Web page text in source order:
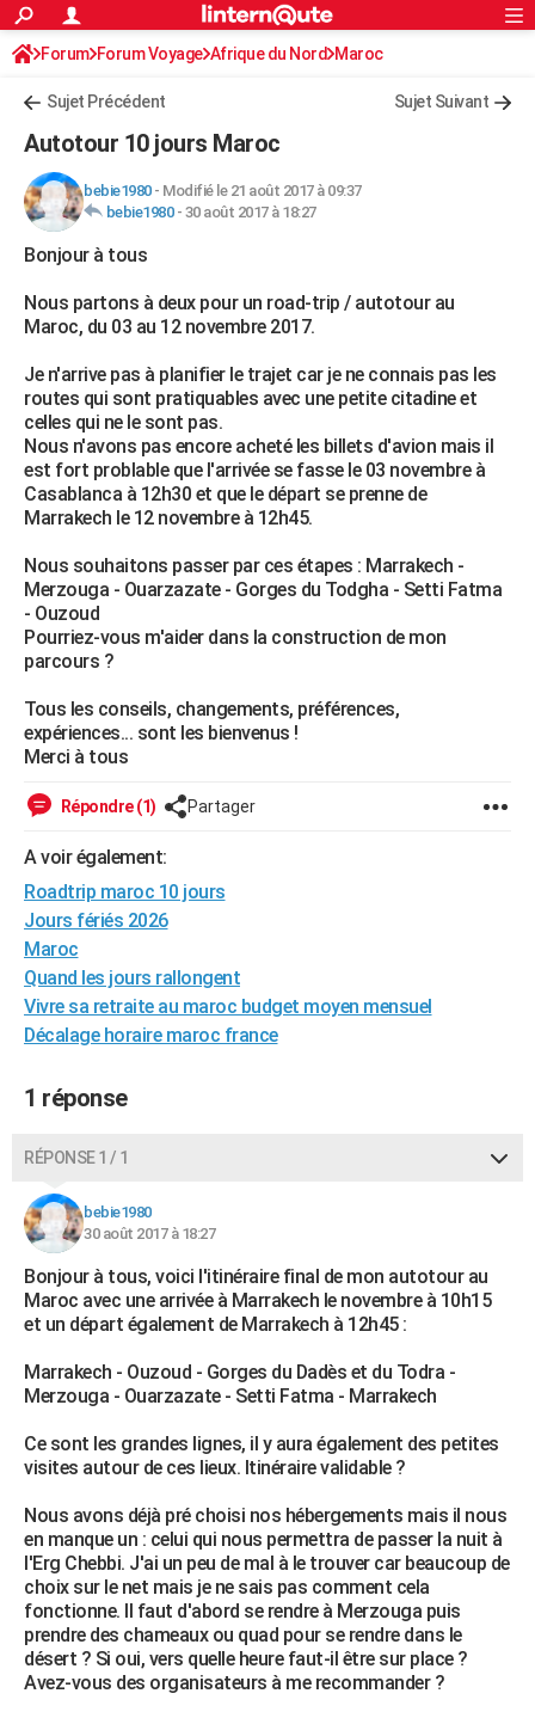
ACTUALITÉS
Politique
Société
Faits Divers
Education
Monde
Villes
+
FINANCE
Retraite
Impôts
Epargne
Immobilier
Risques naturels par ville
Banque
Assurance
Crédit
AUTO
Essais
Réserver un essai
Citadines
Berlines
SUV
Forum auto
+HIGH-TECH
Mobiles
Meilleur smartphone
Internet
Ordinateurs
Jeux vidéo
Guide high-tech
+BRICOLAGE
Forum
Aménagement intérieur
Extérieur
Cuisine
Salle de bains
Jardinage
Rangement
WEEK-END
Guides de France
Escapades
Patrimoine
Expositions
Musées
Week-end nature
LIFESTYLE
Art de vivre
Bien-être
Loisirs
Mode
Modes de vie
SANTE
Alimentation
Guide de la santé
Maladies
Médicaments
Sommeil
VOYAGE
Destinations
City break
Voyage nature
Voyage de noces
Forum
Climat
+PHOTO
GUIDES D'ACHAT
BONS PLANS
CARTE DE VOEUX
Carte de Noël
Carte Bonne année
Carte Saint-Valentin
Carte Pâques
Carte d'anniversaire
DICTIONNAIRE
Dictionnaire
Biographies
Citations
Expressions
Proverbes
PROGRAMME TV
COPAINS D'AVANT
S'inscrire
Se connecter
Lycées
Collèges
Primaires
Universités
Entreprises
Service militaire
Avis de recherche
AVIS DE DÉCÈS
FORUM
S'inscrire
Connexion
Forum Forum Voyage Afrique du Nord Maroc
Sujet Précédent Sujet Suivant
Autotour 10 jours Maroc
bebie1980- Modifié le 21 août 2017 à 09:37
bebie1980- 30 août 2017 à 18:27
Bonjour à tous
Nous partons à deux pour un road-trip / autotour au
Maroc, du 03 au 12 novembre 2017.
Je n'arrive pas à planifier le trajet car je ne connais pas les
routes qui sont pratiquables avec une petite citadine et
celles qui ne le sont pas.
Nous n'avons pas encore acheté les billets d'avion mais il
est fort problable que l'arrivée se fasse le 03 novembre à
Casablanca à 12h30 et que le départ se prenne de
Marrakech le 12 novembre à 12h45.
Nous souhaitons passer par ces étapes : Marrakech -
Merzouga - Ouarzazate - Gorges du Todgha - Setti Fatma
- Ouzoud
Pourriez-vous m'aider dans la construction de mon
parcours ?
Tous les conseils, changements, préférences,
expériences... sont les bienvenus !
Merci à tous
Répondre (1) Partager
A voir également:
Roadtrip maroc 10 jours
Jours fériés 2026
Maroc
Quand les jours rallongent
Vivre sa retraite au maroc budget moyen mensuel
Décalage horaire maroc france
1 réponse
RÉPONSE 1 / 1
bebie1980
30 août 2017 à 18:27
Bonjour à tous, voici l'itinéraire final de mon autotour au
Maroc avec une arrivée à Marrakech le novembre à 10h15
et un départ également de Marrakech à 12h45 :
Marrakech - Ouzoud - Gorges du Dadès et du Todra -
Merzouga - Ouarzazate - Setti Fatma - Marrakech
Ce sont les grandes lignes, il y aura également des petites
visites autour de ces lieux. Itinéraire validable ?
Nous avons déjà pré choisi nos hébergements mais il nous
en manque un : celui qui nous permettra de passer la nuit à
l'Erg Chebbi. J'ai un peu de mal à le trouver car beaucoup de
choix sur le net mais je ne sais pas comment cela
fonctionne. Il faut d'abord se rendre à Merzouga puis
prendre des chameaux ou quad pour se rendre dans le
désert ? Si oui, vers quelle heure faut-il être sur place ?
Avez-vous des organisateurs à me recommander ?